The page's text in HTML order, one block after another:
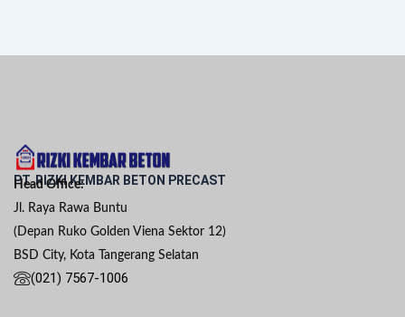
PT. RIZKI KEMBAR BETON PRECAST
Head Office:
Jl. Raya Rawa Buntu
(Depan Ruko Golden Viena Sektor 12)
BSD City, Kota Tangerang Selatan
(021) 7567-1006